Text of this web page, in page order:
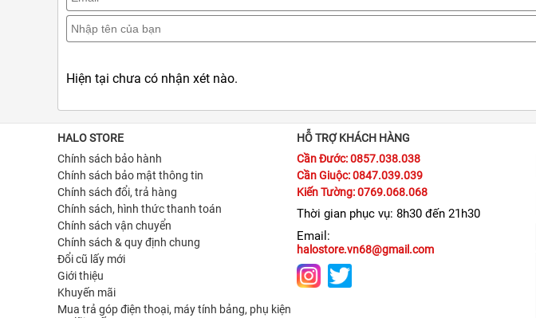
Hiện tại chưa có nhận xét nào.
HALO STORE
Chính sách bảo hành
Chính sách bảo mật thông tin
Chính sách đổi, trả hàng
Chính sách, hình thức thanh toán
Chính sách vận chuyển
Chính sách & quy định chung
Đổi cũ lấy mới
Giới thiệu
Khuyến mãi
Mua trả góp điện thoại, máy tính bảng, phụ kiện
HỖ TRỢ KHÁCH HÀNG
Cần Đước: 0857.038.038
Cần Giuộc: 0847.039.039
Kiến Tường: 0769.068.068
Thời gian phục vụ: 8h30 đến 21h30
Email:
halostore.vn68@gmail.com